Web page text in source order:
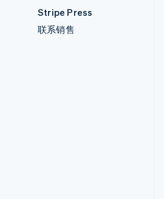
Stripe Press
联系销售